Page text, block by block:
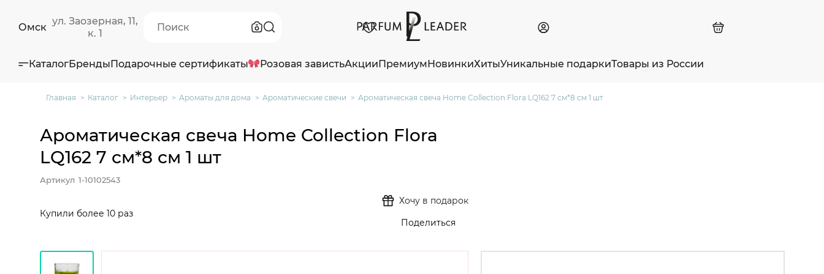
Омск
ул. Заозерная, 11,
к. 1
КаталогБрендыПодарочные сертификаты Розовая завистьАкцииПремиумНовинкиХитыУникальные подаркиТовары из России
Главная Каталог Интерьер Ароматы для дома Ароматические свечи Ароматическая свеча Home Collection Flora LQ162 7 см*8 см 1 шт
Ароматическая свеча Home Collection Flora
LQ162 7 см*8 см 1 шт
Артикул 1-10102543
Купили более 10 раз
Хочу в подарок
Поделиться